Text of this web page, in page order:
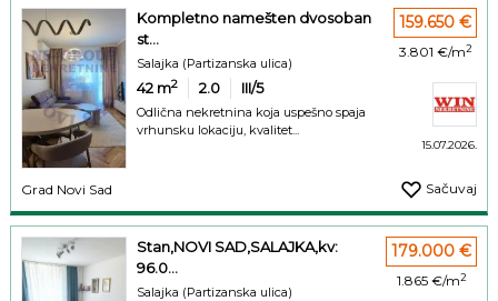
Kompletno namešten dvosoban
st...
Salajka (Partizanska ulica)
42 m2 2.0 III/5
Odlična nekretnina koja uspešno spaja
vrhunsku lokaciju, kvalitet...
159.650 €
3.801 €/m2
15.07.2026.
Grad Novi Sad Sačuvaj
Stan,NOVI SAD,SALAJKA,kv:
96.0...
Salajka (Partizanska ulica)
179.000 €
1.865 €/m2